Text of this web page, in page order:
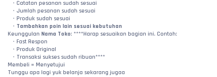
Catatan pesanan sudah sesuai
Jumlah pesanan sudah sesuai
Produk sudah sesuai
Tambahkan poin lain sesuai kebutuhan
Keunggulan Nama Toko: ****Harap sesuaikan bagian ini. Contoh:
Fast Respon
Produk Original
Transaksi sukses sudah ribuan****
Membeli = Menyetujui
Tunggu apa lagi yuk belanja sekarang jugaa